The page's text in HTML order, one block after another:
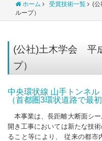
ホーム 受賞技術一覧
(
ループ）
(公社)土木学会 平
プ）
中央環状線 山手トンネ
（首都圏3環状道路で最
本事業は、長距離大断面シ
開き工事においては新たな技
ること等により、 従来の都市